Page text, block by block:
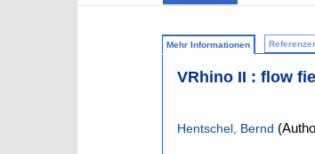
Mehr Informationen
VRhino II : flow
Hentschel, Bernd